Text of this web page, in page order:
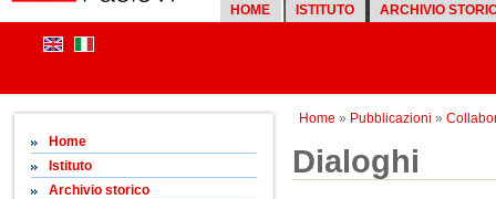
HOME ISTITUTO ARCHIVIO
Home » Pubblicazioni »
Home
Istituto
Archivio storico
Dialoghi